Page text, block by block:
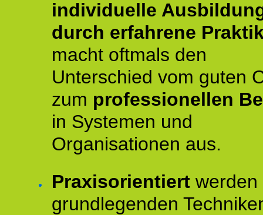
individuelle
durch erfahrene
macht oftmals den
Unterschied vom guten
zum professionellen
in Systemen und
Organisationen aus.
Praxisorientiert werden
grundlegenden